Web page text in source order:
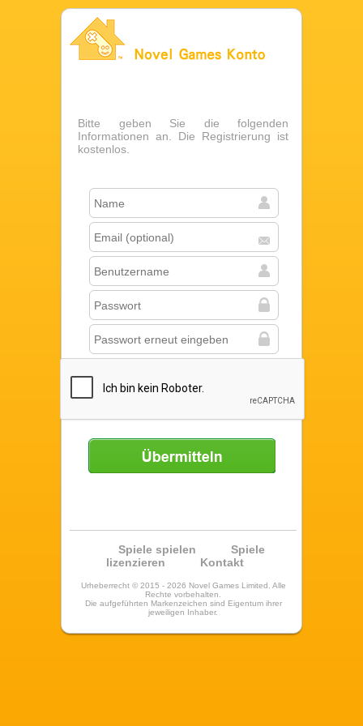
Bitte geben Sie die folgenden
Informationen an. Die Registrierung ist
kostenlos.
Spiele spielen
Spiele
lizenzieren
Kontakt
Urheberrecht © 2015 - 2026 Novel Games Limited. Alle
Rechte vorbehalten.
Die aufgeführten Markenzeichen sind Eigentum ihrer
jeweiligen Inhaber.